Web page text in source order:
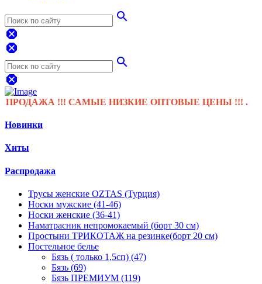
search
dangerous
dangerous
search
dangerous
!!! САМЫЕ НИЗКИЕ ОПТОВЫЕ ЦЕНЫ !!! .
Новинки
Хиты
Распродажа
Трусы женские OZTAS (Турция)
Носки мужские (41-46)
Носки женские (36-41)
Наматрасник непромокаемый (борт 30 см)
Простыни ТРИКОТАЖ на резинке(борт 20 см)
Постельное белье
Бязь ( только 1,5сп) (47)
Бязь (69)
Бязь ПРЕМИУМ (119)